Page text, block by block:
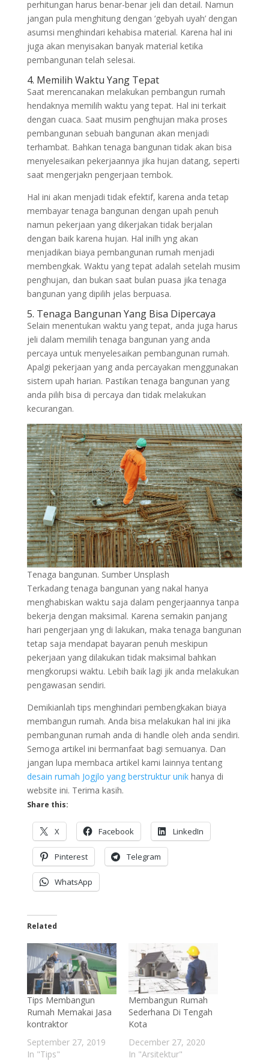
perhitungan harus benar-benar jeli dan detail. Namun
jangan pula menghitung dengan ‘gebyah uyah’ dengan
asumsi menghindari kehabisa material. Karena hal ini
juga akan menyisakan banyak material ketika
pembangunan telah selesai.
4. Memilih Waktu Yang Tepat
Saat merencanakan melakukan pembangun rumah
hendaknya memilih waktu yang tepat. Hal ini terkait
dengan cuaca. Saat musim penghujan maka proses
pembangunan sebuah bangunan akan menjadi
terhambat. Bahkan tenaga bangunan tidak akan bisa
menyelesaikan pekerjaannya jika hujan datang, seperti
saat mengerjakn pengerjaan tembok.
Hal ini akan menjadi tidak efektif, karena anda tetap
membayar tenaga bangunan dengan upah penuh
namun pekerjaan yang dikerjakan tidak berjalan
dengan baik karena hujan. Hal inilh yng akan
menjadikan biaya pembangunan rumah menjadi
membengkak. Waktu yang tepat adalah setelah musim
penghujan, dan bukan saat bulan puasa jika tenaga
bangunan yang dipilih jelas berpuasa.
5. Tenaga Bangunan Yang Bisa Dipercaya
Selain menentukan waktu yang tepat, anda juga harus
jeli dalam memilih tenaga bangunan yang anda
percaya untuk menyelesaikan pembangunan rumah.
Apalgi pekerjaan yang anda percayakan menggunakan
sistem upah harian. Pastikan tenaga bangunan yang
anda pilih bisa di percaya dan tidak melakukan
kecurangan.
Tenaga bangunan. Sumber Unsplash
Terkadang tenaga bangunan yang nakal hanya
menghabiskan waktu saja dalam pengerjaannya tanpa
bekerja dengan maksimal. Karena semakin panjang
hari pengerjaan yng di lakukan, maka tenaga bangunan
tetap saja mendapat bayaran penuh meskipun
pekerjaan yang dilakukan tidak maksimal bahkan
mengkorupsi waktu. Lebih baik lagi jik anda melakukan
pengawasan sendiri.
Demikianlah tips menghindari pembengkakan biaya
membangun rumah. Anda bisa melakukan hal ini jika
pembangunan rumah anda di handle oleh anda sendiri.
Semoga artikel ini bermanfaat bagi semuanya. Dan
jangan lupa membaca artikel kami lainnya tentang
desain rumah Jogjlo yang berstruktur unik hanya di
website ini. Terima kasih.
Share this:
X Facebook LinkedIn
Pinterest Telegram
WhatsApp
Related
Tips Membangun
Rumah Memakai Jasa
kontraktor
September 27, 2019
In "Tips"
Membangun Rumah
Sederhana Di Tengah
Kota
December 27, 2020
In "Arsitektur"